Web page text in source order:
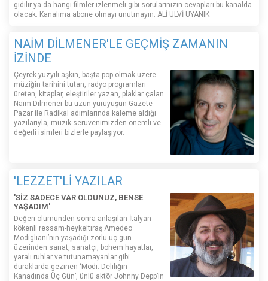
gidilir ya da hangi filmler izlenmeli gibi sorularınızın cevapları bu kanalda
olacak. Kanalıma abone olmayı unutmayın. ALİ ULVİ UYANIK
NAİM DİLMENER'LE GEÇMİŞ ZAMANIN
İZİNDE
Çeyrek yüzyılı aşkın, başta pop olmak üzere
müziğin tarihini tutan, radyo programları
üreten, kitaplar, eleştiriler yazan, plaklar çalan
Naim Dilmener bu uzun yürüyüşün Gazete
Pazar ile Radikal adımlarında kaleme aldığı
yazılarıyla, müzik serüvenimizden önemli ve
değerli isimleri bizlerle paylaşıyor.
'LEZZET'Lİ YAZILAR
'SİZ SADECE VAR OLDUNUZ, BENSE
YAŞADIM'
Değeri ölümünden sonra anlaşılan İtalyan
kökenli ressam-heykeltıraş Amedeo
Modigliani’nin yaşadığı zorlu üç gün
üzerinden sanat, sanatçı, bohem hayatlar,
yaralı ruhlar ve tutunamayanlar gibi
duraklarda gezinen ‘Modi: Deliliğin
Kanadında Üç Gün’, ünlü aktör Johnny Depp’in